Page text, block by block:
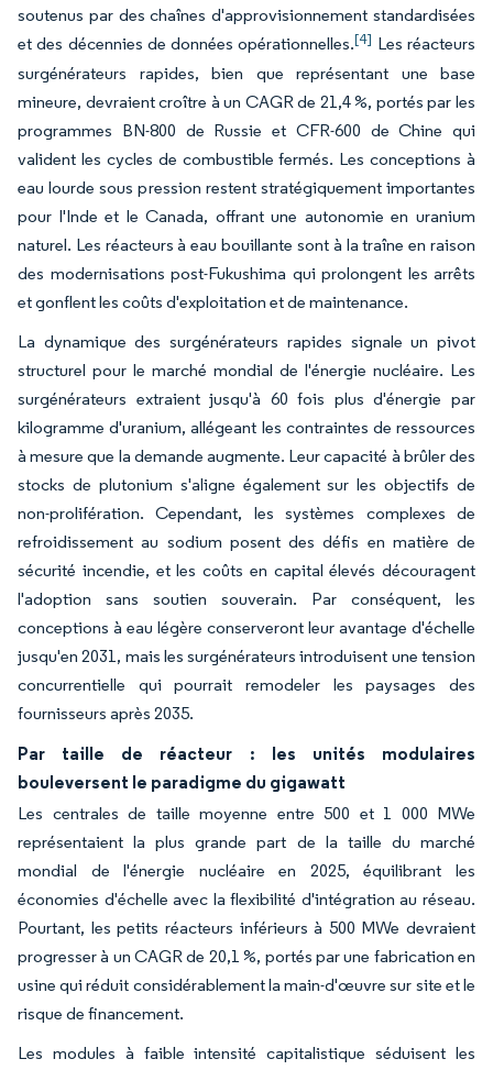
soutenus par des chaînes d'approvisionnement standardisées
et des décennies de données opérationnelles.[4] Les réacteurs
surgénérateurs rapides, bien que représentant une base
mineure, devraient croître à un CAGR de 21,4 %, portés par les
programmes BN-800 de Russie et CFR-600 de Chine qui
valident les cycles de combustible fermés. Les conceptions à
eau lourde sous pression restent stratégiquement importantes
pour l'Inde et le Canada, offrant une autonomie en uranium
naturel. Les réacteurs à eau bouillante sont à la traîne en raison
des modernisations post-Fukushima qui prolongent les arrêts
et gonflent les coûts d'exploitation et de maintenance.
La dynamique des surgénérateurs rapides signale un pivot
structurel pour le marché mondial de l'énergie nucléaire. Les
surgénérateurs extraient jusqu'à 60 fois plus d'énergie par
kilogramme d'uranium, allégeant les contraintes de ressources
à mesure que la demande augmente. Leur capacité à brûler des
stocks de plutonium s'aligne également sur les objectifs de
non-prolifération. Cependant, les systèmes complexes de
refroidissement au sodium posent des défis en matière de
sécurité incendie, et les coûts en capital élevés découragent
l'adoption sans soutien souverain. Par conséquent, les
conceptions à eau légère conserveront leur avantage d'échelle
jusqu'en 2031, mais les surgénérateurs introduisent une tension
concurrentielle qui pourrait remodeler les paysages des
fournisseurs après 2035.
Par taille de réacteur : les unités modulaires
bouleversent le paradigme du gigawatt
Les centrales de taille moyenne entre 500 et 1 000 MWe
représentaient la plus grande part de la taille du marché
mondial de l'énergie nucléaire en 2025, équilibrant les
économies d'échelle avec la flexibilité d'intégration au réseau.
Pourtant, les petits réacteurs inférieurs à 500 MWe devraient
progresser à un CAGR de 20,1 %, portés par une fabrication en
usine qui réduit considérablement la main-d'œuvre sur site et le
risque de financement.
Les modules à faible intensité capitalistique séduisent les